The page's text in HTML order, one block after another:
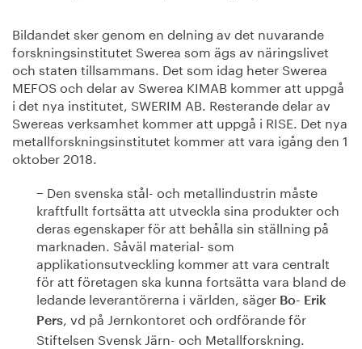
Bildandet sker genom en delning av det nuvarande
forskningsinstitutet Swerea som ägs av näringslivet
och staten tillsammans. Det som idag heter Swerea
MEFOS och delar av Swerea KIMAB kommer att uppgå
i det nya institutet, SWERIM AB. Resterande delar av
Swereas verksamhet kommer att uppgå i RISE. Det nya
metallforskningsinstitutet kommer att vara igång den 1
oktober 2018.
− Den svenska stål- och metallindustrin måste
kraftfullt fortsätta att utveckla sina produkter och
deras egenskaper för att behålla sin ställning på
marknaden. Såväl material- som
applikationsutveckling kommer att vara centralt
för att företagen ska kunna fortsätta vara bland de
ledande leverantörerna i världen, säger Bo- Erik
Pers, vd på Jernkontoret och ordförande för
Stiftelsen Svensk Järn- och Metallforskning.